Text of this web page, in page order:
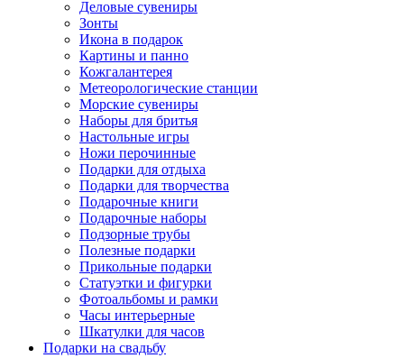
Деловые сувениры
Зонты
Икона в подарок
Картины и панно
Кожгалантерея
Метеорологические станции
Морские сувениры
Наборы для бритья
Настольные игры
Ножи перочинные
Подарки для отдыха
Подарки для творчества
Подарочные книги
Подарочные наборы
Подзорные трубы
Полезные подарки
Прикольные подарки
Статуэтки и фигурки
Фотоальбомы и рамки
Часы интерьерные
Шкатулки для часов
Подарки на свадьбу